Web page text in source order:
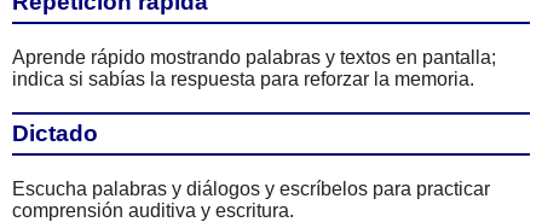
Aprende rápido mostrando palabras y textos en pantalla;
indica si sabías la respuesta para reforzar la memoria.
Dictado
Escucha palabras y diálogos y escríbelos para practicar
comprensión auditiva y escritura.